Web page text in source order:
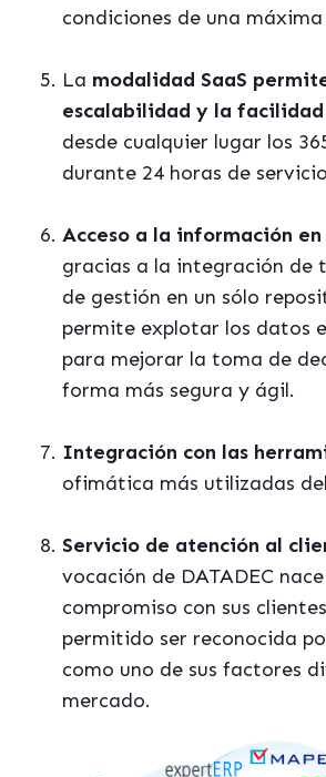
condiciones de una
La modalidad SaaS
escalabilidad y la facilidad
desde cualquier lugar los
durante 24 horas de
Acceso a la información
gracias a la integración de
de gestión en un sólo
permite explotar los datos
para mejorar la toma de
forma más segura y ágil.
Integración con las
ofimática más utilizadas
Servicio de atención al
vocación de DATADEC
compromiso con sus
permitido ser reconocida
como uno de sus factores
mercado.